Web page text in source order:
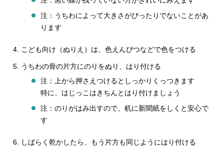
注：うちわによって大きさがぴったりでないことがあ
ります
こども向け（ぬりえ）は、色えんぴつなどで色をつける
うちわの骨の片方にのりをぬり、はり付ける
注：上から押さえつけるとしっかりくっつきます
特に、はじっこはきちんとはり付けましょう
注：のりがはみ出すので、机に新聞紙をしくと安心で
す
しばらく乾かしたら、もう片方も同じようにはり付ける